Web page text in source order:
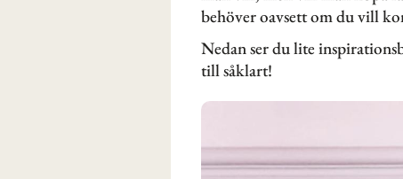
behöver oavsett om du vill
Nedan ser du lite
till såklart!